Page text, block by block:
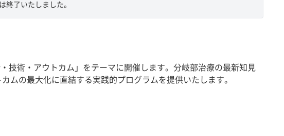
終了いたしました。
術・アウトカム」をテーマに開催します。分岐部治療の最新知見
ムの最大化に直結する実践的プログラムを提供いたします。